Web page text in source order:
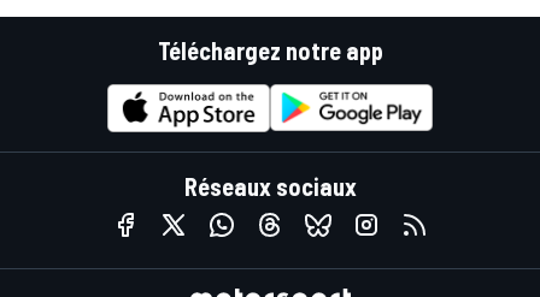
Téléchargez notre app
Réseaux sociaux